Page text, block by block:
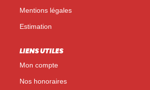
Mentions légales
Estimation
LIENS UTILES
Mon compte
Nos honoraires